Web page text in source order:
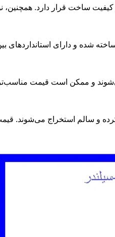
ساخت قرار دارد. همچنین،
ساخته شده و دارای استانداردهای
می‌شوند و ممکن است قیمت
و سالم استخراج می‌شوند.